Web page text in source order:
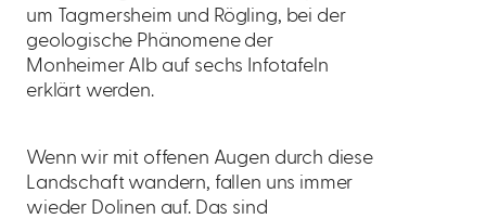
um Tagmersheim und Rögling, bei der
geologische Phänomene der
Monheimer Alb auf sechs Infotafeln
erklärt werden.
Wenn wir mit offenen Augen durch diese
Landschaft wandern, fallen uns immer
wieder Dolinen auf. Das sind